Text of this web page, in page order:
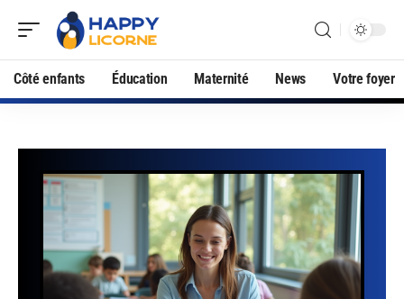
Côté enfants Éducation Maternité News Votre foyer